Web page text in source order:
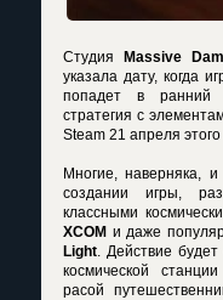
Студия Massive
указала дату, когда
попадет в ранний
стратегия с
Steam 21 апреля этого
Многие, наверняка,
создании игры,
классными
XCOM и даже
Light. Действие
космической
расой